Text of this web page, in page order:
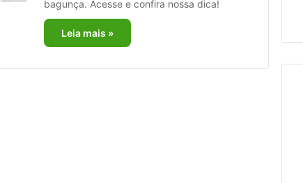
bagunça. Acesse e confira nossa dica!
Leia mais »